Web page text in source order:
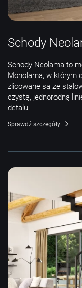
Schody
Schody Neolama to
Monolama, w którym
zlicowane są ze
czystą, jednorodną
detalu.
Sprawdź szczegóły